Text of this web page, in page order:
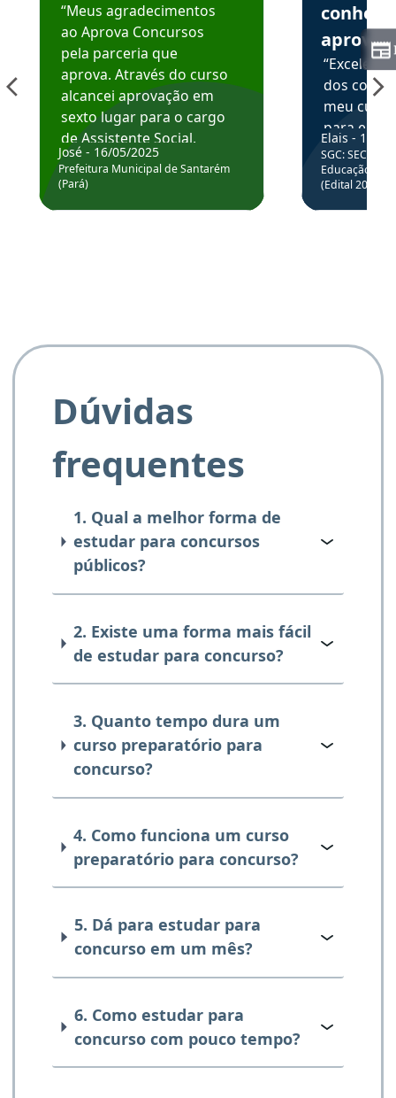
“Meus agradecimentos
ao Aprova Concursos
pela parceria que
aprova. Através do curso
alcancei aprovação em
sexto lugar para o cargo
de Assistente Social.
Hoje estou atuando na
Prefeitura de Santarém.
José - 16/05/2025
Prefeitura Municipal de Santarém
(Pará)
aprova
dos
meu
para
colocar
através
de
Elais - 15/
SGC: SEC BA
Educação
(Edital
Dúvidas
frequentes
1. Qual a melhor forma de
estudar para concursos
públicos?
2. Existe uma forma mais fácil
de estudar para concurso?
3. Quanto tempo dura um
curso preparatório para
concurso?
4. Como funciona um curso
preparatório para concurso?
5. Dá para estudar para
concurso em um mês?
6. Como estudar para
concurso com pouco tempo?